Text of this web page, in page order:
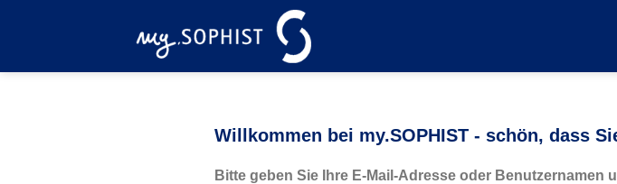
Willkommen bei my.SOPHIST - schön, dass
Bitte geben Sie Ihre E-Mail-Adresse oder Benutzernamen